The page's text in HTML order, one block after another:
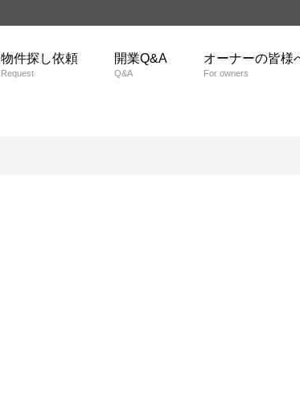
物件探し依頼
Request
開業Q&A
Q&A
オーナーの皆様
For owners